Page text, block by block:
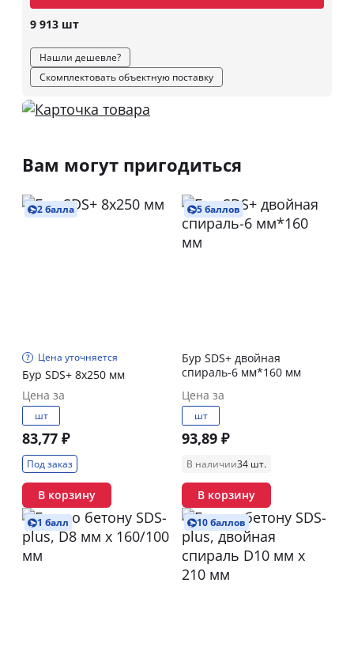
9 913 шт
Нашли дешевле?
Скомплектовать объектную поставку
Вам могут пригодиться
2 балла
Цена уточняется
Бур SDS+ 8х250 мм
Цена за
шт
83,77 ₽
Под заказ
В корзину
5 баллов
Бур SDS+ двойная
спираль-6 мм*160 мм
Цена за
шт
93,89 ₽
В наличии34 шт.
В корзину
1 балл 10 баллов